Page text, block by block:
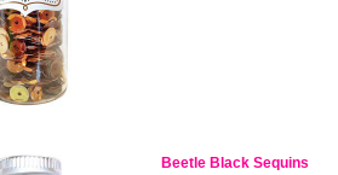
Beetle Black Sequins